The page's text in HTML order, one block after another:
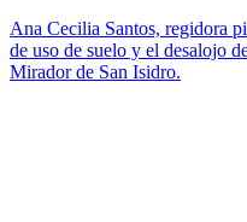
Ana Cecilia Santos, regidora
de uso de suelo y el desalojo
Mirador de San Isidro.